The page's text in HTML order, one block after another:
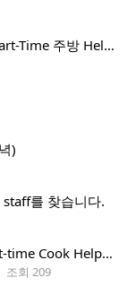
방 Helper 구합니다.
)
를 찾습니다.
South Everett에 위치한 Teriyaki에서 Part-time Cook Helper 구합니다. Mon-Sat, 4:00 pm-8:30 pm
조회 209